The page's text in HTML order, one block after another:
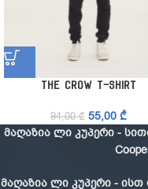
The Crow T-Shirt
94,00₾ 55,00 ₾
მაღაზია ლი კუპერი -
მაღაზია ლი კუპერი - ისთ